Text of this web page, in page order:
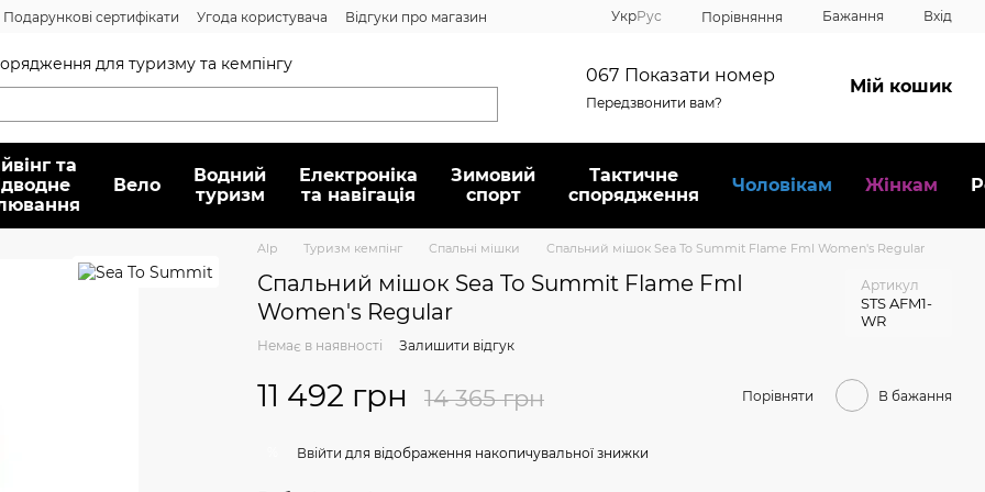
Подарункові сертифікати Угода користувача
Відгуки про магазин
УкрРус Порівняння Бажання Вхід
для туризму та кемпінгу
067 Показати номер
Передзвонити вам?
Мій кошик
та
Вело
Водний
туризм
Електроніка
та навігація
Зимовий
спорт
Тактичне
спорядження
Чоловікам Жінкам
Alp Туризм кемпінг Спальні мішки Спальний мішок Sea To Summit Flame FmI Women's Regular
Спальний мішок Sea To Summit Flame FmI
Women's Regular
Артикул
STS AFM1-
WR
Немає в наявності Залишити відгук
11 492 грн 14 365 грн Порівняти В бажання
Ввійти для відображення накопичувальної знижки